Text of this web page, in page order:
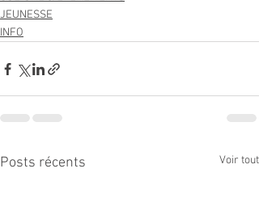
JEUNESSE
INFO
Posts récents Voir tout